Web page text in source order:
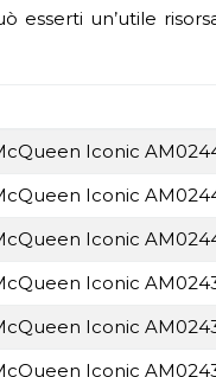
esserti un’utile
Iconic
Iconic
Iconic
Iconic
Iconic
Iconic